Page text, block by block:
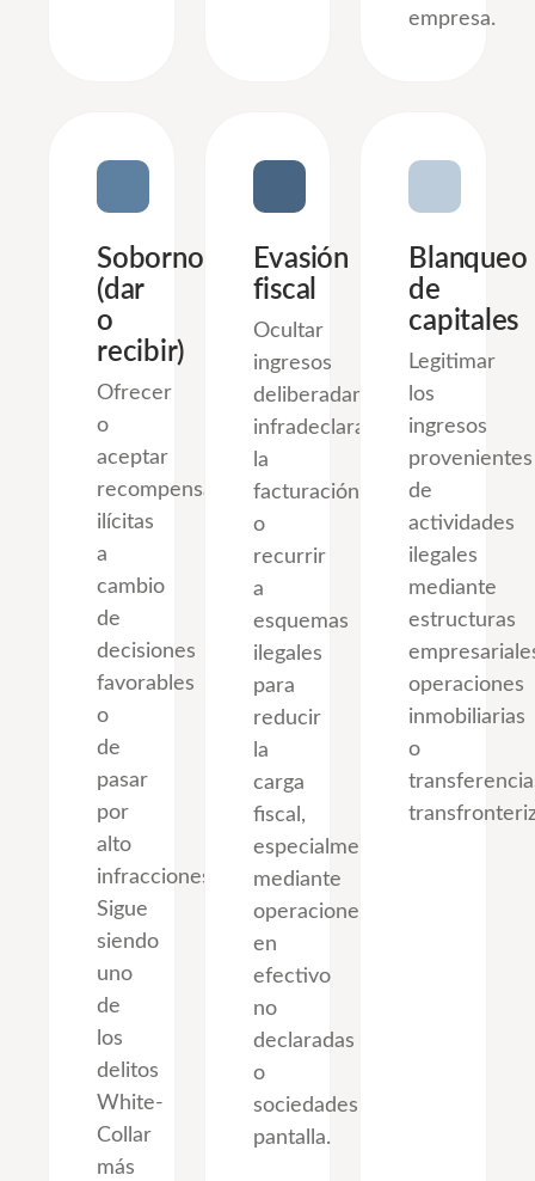
empresa.
Soborno
(dar
o
recibir)
Ofrecer
o
aceptar
recompensas
ilícitas
a
cambio
de
decisiones
favorables
o
de
pasar
por
alto
infracciones.
Sigue
siendo
uno
de
los
delitos
White-
Collar
más
Evasión
fiscal
Ocultar
ingresos
deliberadamente,
infradeclarar
la
facturación
o
recurrir
a
esquemas
ilegales
para
reducir
la
carga
fiscal,
especialmente
mediante
operaciones
en
efectivo
no
declaradas
o
sociedades
pantalla.
Blanqueo
de
capitales
Legitimar
los
ingresos
provenientes
de
actividades
ilegales
mediante
estructuras
operaciones
inmobiliarias
o